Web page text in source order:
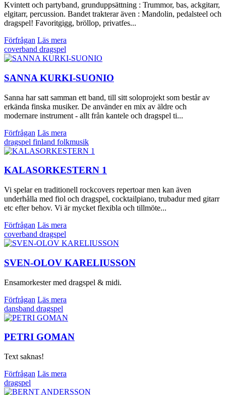
Kvintett och partyband, grunduppsättning : Trummor, bas, ackgitarr,
elgitarr, percussion. Bandet trakterar även : Mandolin, pedalsteel och
dragspel! Favoritgigg, bröllop, privatfes...
Förfrågan Läs mera
coverband dragspel
SANNA KURKI-SUONIO
Sanna har satt samman ett band, till sitt soloprojekt som består av
erkända finska musiker. De använder en mix av äldre och
modernare instrument - allt från kantele och dragspel ti...
Förfrågan Läs mera
dragspel finland folkmusik
KALASORKESTERN 1
Vi spelar en traditionell rockcovers repertoar men kan även
underhålla med fiol och dragspel, cocktailpiano, trubadur med gitarr
etc efter behov. Vi är mycket flexibla och tillmöte...
Förfrågan Läs mera
coverband dragspel
SVEN-OLOV KARELIUSSON
Ensamorkester med dragspel & midi.
Förfrågan Läs mera
dansband dragspel
PETRI GOMAN
Text saknas!
Förfrågan Läs mera
dragspel